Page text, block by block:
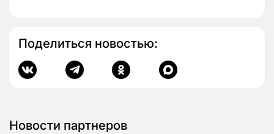
Поделиться новостью:
Новости партнеров